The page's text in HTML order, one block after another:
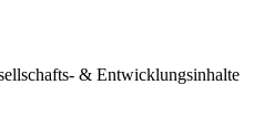
& Entwicklungsinhalte